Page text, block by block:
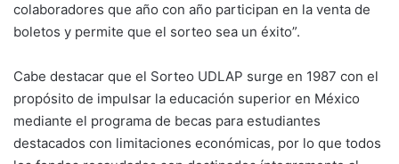
colaboradores que año con año participan en la venta de
boletos y permite que el sorteo sea un éxito”.
Cabe destacar que el Sorteo UDLAP surge en 1987 con el
propósito de impulsar la educación superior en México
mediante el programa de becas para estudiantes
destacados con limitaciones económicas, por lo que todos